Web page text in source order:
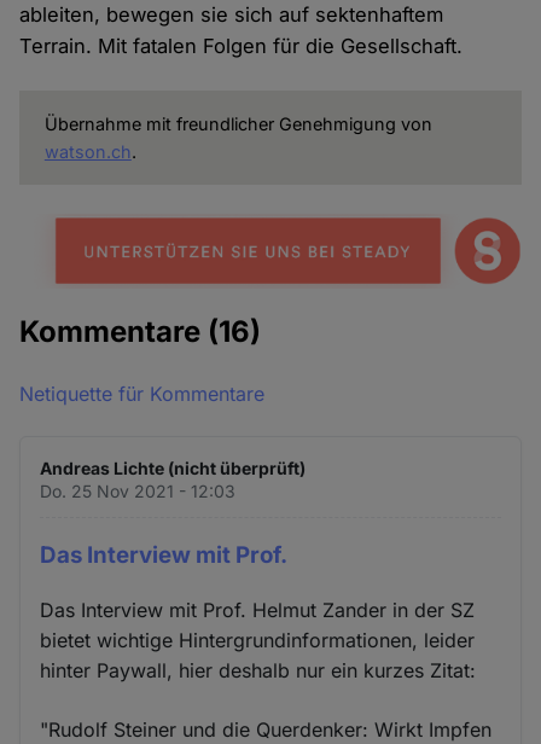
ableiten, bewegen sie sich auf sektenhaftem
Terrain. Mit fatalen Folgen für die Gesellschaft.
Übernahme mit freundlicher Genehmigung von
watson.ch.
Kommentare (16)
Netiquette für Kommentare
Andreas Lichte (nicht überprüft)
Do. 25 Nov 2021 - 12:03
Das Interview mit Prof.
Das Interview mit Prof. Helmut Zander in der SZ
bietet wichtige Hintergrundinformationen, leider
hinter Paywall, hier deshalb nur ein kurzes Zitat:
"Rudolf Steiner und die Querdenker: Wirkt Impfen